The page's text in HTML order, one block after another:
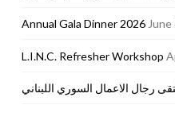
Annual Gala Dinner 2026
L.I.N.C. Refresher Workshop
رجال الاعمال السوري اللبناني